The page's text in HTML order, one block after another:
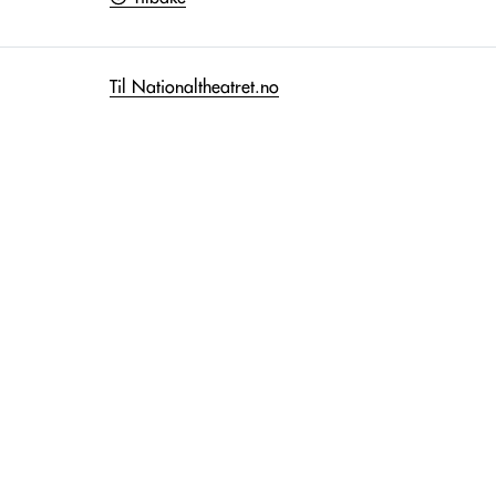
Til Nationaltheatret.no